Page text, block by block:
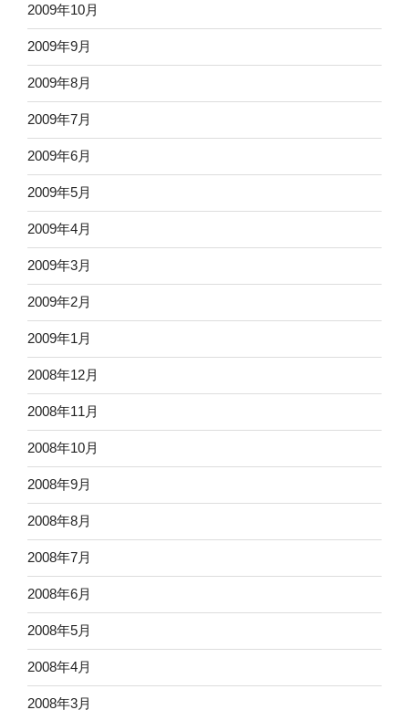
2009年10月
2009年9月
2009年8月
2009年7月
2009年6月
2009年5月
2009年4月
2009年3月
2009年2月
2009年1月
2008年12月
2008年11月
2008年10月
2008年9月
2008年8月
2008年7月
2008年6月
2008年5月
2008年4月
2008年3月